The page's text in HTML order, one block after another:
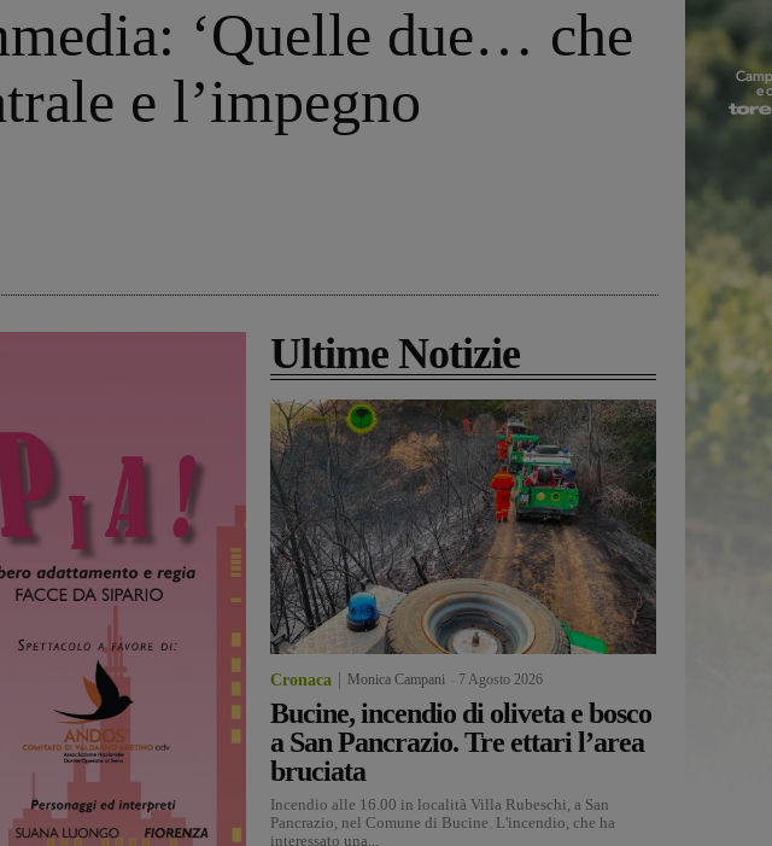
‘Quelle due… che
e l’impegno
Ultime Notizie
Cronaca Monica Campani 7 Agosto 2026
Bucine, incendio di oliveta e bosco
a San Pancrazio. Tre ettari l’area
bruciata
Incendio alle 16.00 in località Villa Rubeschi, a San
Pancrazio, nel Comune di Bucine. L'incendio, che ha
interessato una...